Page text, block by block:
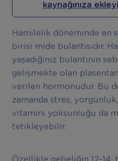
kaynağınıza
Hamilelik döneminde en
birisi mide bulantısıdır.
yaşadığınız bulantının
gelişmekte olan
verilen hormonudur. Bu
zamanda stres,
vitamini yoksunluğu da
tetikleyebilir.